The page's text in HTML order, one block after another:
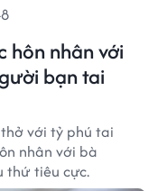
hôn nhân với
bạn tai
với tỷ phú tai
nhân với bà
thứ tiêu cực.